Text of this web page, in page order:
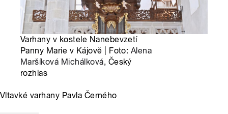
Varhany v kostele Nanebevzetí
Panny Marie v Kájově | Foto: Alena
Maršíková Michálková, Český
rozhlas
Vltavké varhany Pavla Černého